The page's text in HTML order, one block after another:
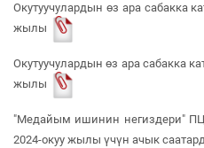
Окутуучулардын өз ара сабакка
жылы
Окутуучулардын өз ара сабакка
жылы
"Медайым ишинин негиздери"
2024-окуу жылы үчүн ачык